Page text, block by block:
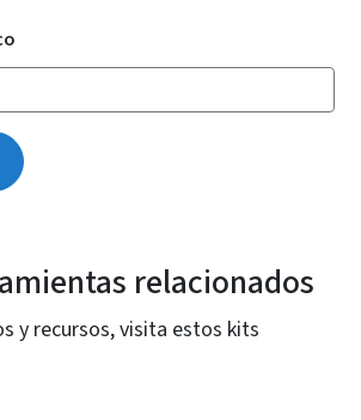
relacionados
y recursos, visita estos kits